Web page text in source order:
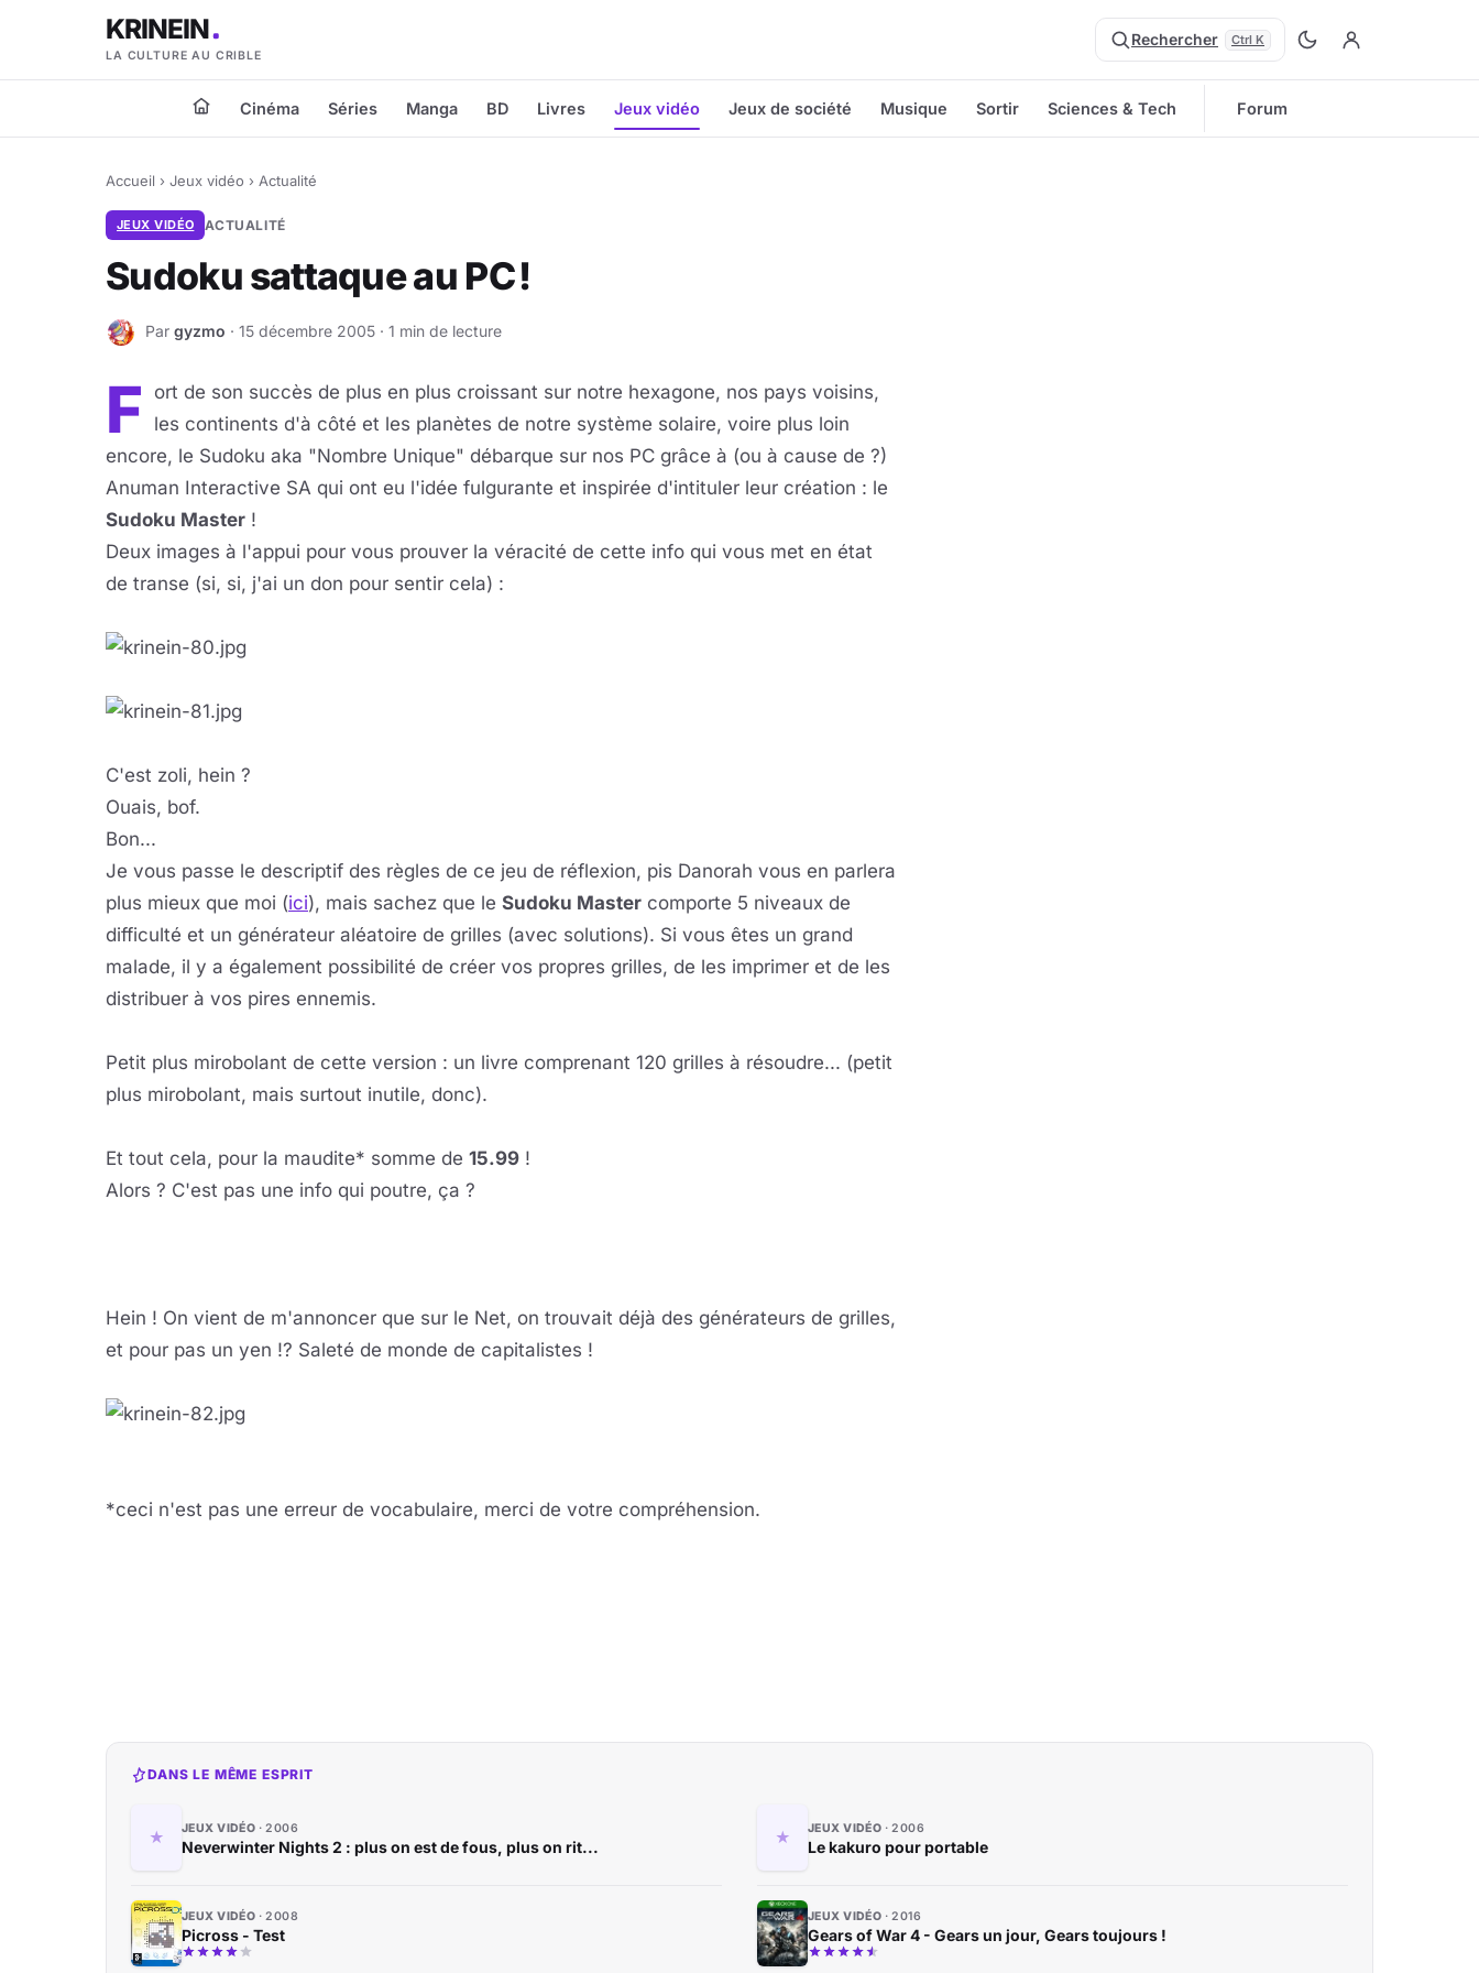
KRINEIN
LA CULTURE AU CRIBLE
Rechercher Ctrl K
Cinéma Séries Manga BD Livres Jeux vidéo Jeux de société Musique Sortir Sciences & Tech Forum
Accueil › Jeux vidéo › Actualité
JEUX VIDÉO ACTUALITÉ
Sudoku sattaque au PC !
G Par gyzmo · 15 décembre 2005 · 1 min de lecture
F
ort de son succès de plus en plus croissant sur notre hexagone, nos pays voisins,
les continents d'à côté et les planètes de notre système solaire, voire plus loin
encore, le Sudoku aka "Nombre Unique" débarque sur nos PC grâce à (ou à cause de ?)
Anuman Interactive SA qui ont eu l'idée fulgurante et inspirée d'intituler leur création : le
Sudoku Master !
Deux images à l'appui pour vous prouver la véracité de cette info qui vous met en état
de transe (si, si, j'ai un don pour sentir cela) :
C'est zoli, hein ?
Ouais, bof.
Bon...
Je vous passe le descriptif des règles de ce jeu de réflexion, pis Danorah vous en parlera
plus mieux que moi (ici), mais sachez que le Sudoku Master comporte 5 niveaux de
difficulté et un générateur aléatoire de grilles (avec solutions). Si vous êtes un grand
malade, il y a également possibilité de créer vos propres grilles, de les imprimer et de les
distribuer à vos pires ennemis.
Petit plus mirobolant de cette version : un livre comprenant 120 grilles à résoudre... (petit
plus mirobolant, mais surtout inutile, donc).
Et tout cela, pour la maudite* somme de 15.99 !
Alors ? C'est pas une info qui poutre, ça ?
Hein ! On vient de m'annoncer que sur le Net, on trouvait déjà des générateurs de grilles,
et pour pas un yen !? Saleté de monde de capitalistes !
*ceci n'est pas une erreur de vocabulaire, merci de votre compréhension.
DANS LE MÊME ESPRIT
JEUX VIDÉO 2006
Neverwinter Nights 2 : plus on est de fous, plus on rit...
JEUX VIDÉO 2006
Le kakuro pour portable
JEUX VIDÉO 2008
Picross - Test
JEUX VIDÉO 2016
Gears of War 4 - Gears un jour, Gears toujours !